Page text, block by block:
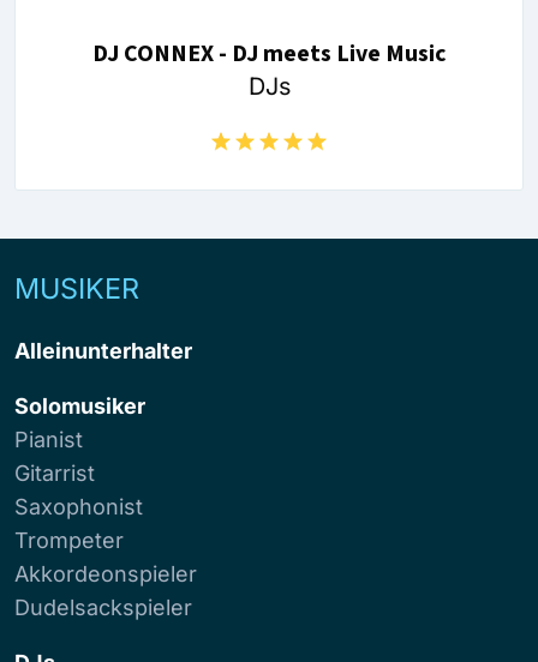
DJ CONNEX - DJ meets Live Music
DJs
MUSIKER
Alleinunterhalter
Solomusiker
Pianist
Gitarrist
Saxophonist
Trompeter
Akkordeonspieler
Dudelsackspieler